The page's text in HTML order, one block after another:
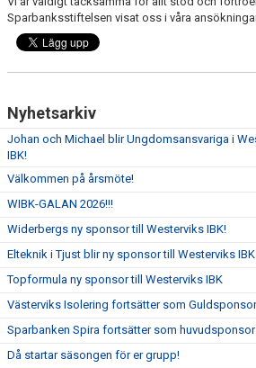
Sparbanksstiftelsen visat oss i våra
Nyhetsarkiv
Johan och Michael blir Ungdomsansvariga i
IBK!
Välkommen på årsmöte!
WIBK-GALAN 2026!!!
Widerbergs ny sponsor till Westerviks IBK!
Elteknik i Tjust blir ny sponsor till Westerviks IBK
Topformula ny sponsor till Westerviks IBK
Västerviks Isolering fortsätter som
Sparbanken Spira fortsätter som huvudsponsor
Då startar säsongen för er grupp!